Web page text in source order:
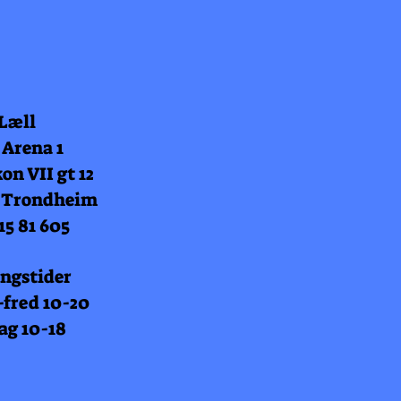
1
VII gt 12
Trondheim
81 605
10-20
10-18